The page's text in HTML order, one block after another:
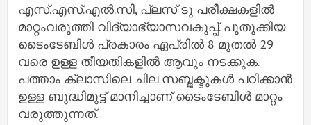
എസ്.എസ്.എൽ.സി, പ്ലസ് ടു പരീക്ഷകളിൽ
മാറ്റംവരുത്തി വിദ്യാഭ്യാസവകുപ്പ്. പുതുക്കിയ
ടൈംടേബിൾ പ്രകാരം ഏപ്രിൽ 8 മുതൽ 29
വരെ ഉള്ള തീയതികളിൽ ആവും നടക്കുക.
പത്താം ക്ലാസിലെ ചില സബ്ജക്ടുകൾ പഠിക്കാൻ
ഉള്ള ബുദ്ധിമുട്ട് മാനിച്ചാണ് ടൈംടേബിൾ മാറ്റം
വരുത്തുന്നത്.